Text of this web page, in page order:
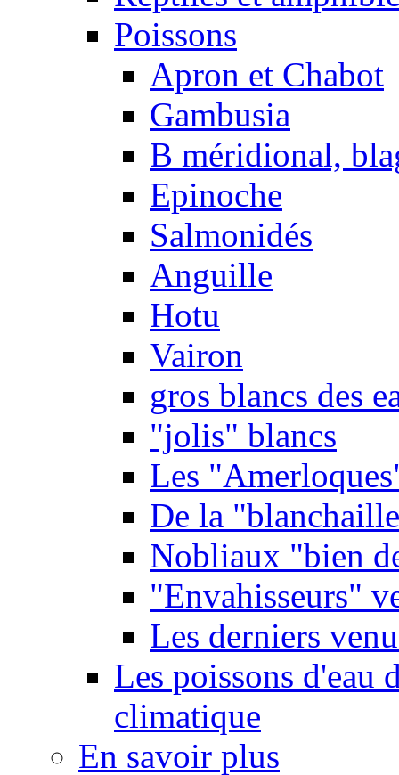
Poissons
Apron et Chabot
Gambusia
B méridional,
Epinoche
Salmonidés
Anguille
Hotu
Vairon
gros blancs des
"jolis" blancs
Les
De la
Nobliaux "bien
"Envahisseurs"
Les derniers
Les poissons d'eau
climatique
En savoir plus